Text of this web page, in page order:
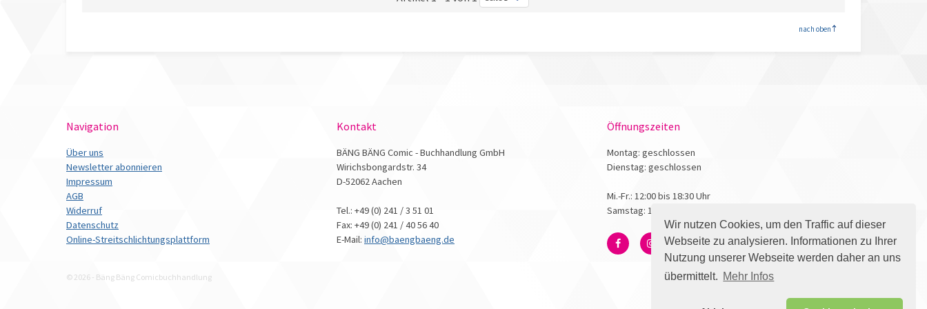
Wir nutzen Cookies, um den Traffic auf dieser
Webseite zu analysieren. Informationen zu Ihrer
Nutzung unserer Webseite werden daher an uns
übermittelt. Mehr Infos
nach oben
Navigation
Über uns
Newsletter abonnieren
Impressum
AGB
Widerruf
Datenschutz
Online-Streitschlichtungsplattform
Kontakt
BÄNG BÄNG Comic - Buchhandlung GmbH
Wirichsbongardstr. 34
D-52062 Aachen
Tel.: +49 (0) 241 / 3 51 01
Fax: +49 (0) 241 / 40 56 40
E-Mail: info@baengbaeng.de
Öffnungszeiten
Montag: geschlossen
Dienstag: geschlossen
Mi.-Fr.: 12:00 bis 18:30 Uhr
Samstag: 10:00 bis 17:00 Uhr
© 2026 - Bäng Bäng Comicbuchhandlung